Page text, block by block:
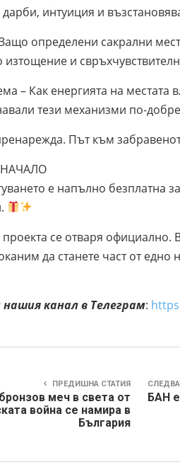
интуиция и
определени сакрални
и
– Как енергията на местата
тези механизми по-
Път към
е напълно безплатна
се отваря
да станете част от
канал в Телеграм:
ПРЕДИШНА СТАТИЯ
меч в света от
война се намира в
България
БАН